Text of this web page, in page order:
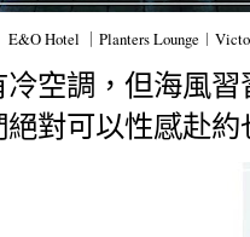
E&O Hotel ｜Planters
空調，但海風
對可以性感赴